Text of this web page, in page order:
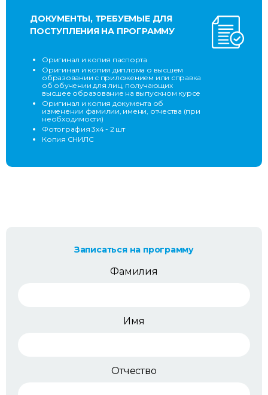
ДОКУМЕНТЫ, ТРЕБУЕМЫЕ ДЛЯ
ПОСТУПЛЕНИЯ НА ПРОГРАММУ
Оригинал и копия паспорта
Оригинал и копия диплома о высшем
образовании с приложением или справка
об обучении для лиц, получающих
высшее образование на выпускном курсе
Оригинал и копия документа об
изменении фамилии, имени, отчества (при
необходимости)
Фотография 3х4 - 2 шт
Копия СНИЛС
Записаться на программу
Фамилия
Имя
Отчество